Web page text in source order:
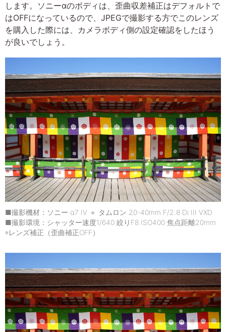
します。ソニーαのボディは、歪曲収差補正はデフォルトで
はOFFになっているので、JPEGで撮影する方でこのレンズ
を購入した際には、カメラボディ側の設定確認をしたほう
が良いでしょう。
■撮影機材：ソニー α7 IV ＋ タムロン 20-40mm F/2.8 Di III VXD
■撮影環境：シャッター速度1/640 絞りF8 ISO400 焦点距離20mm
※レンズ補正（歪曲補正OFF）